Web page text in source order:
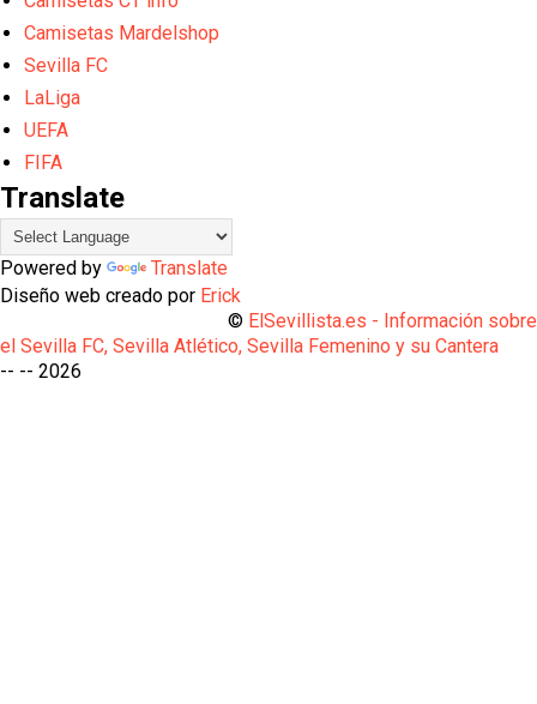
Camisetas Mardelshop
Sevilla FC
LaLiga
UEFA
FIFA
Translate
Powered by
Translate
Diseño web creado por Erick
© ElSevillista.es - Información sobre
el Sevilla FC, Sevilla Atlético, Sevilla Femenino y su Cantera
-- -- 2026